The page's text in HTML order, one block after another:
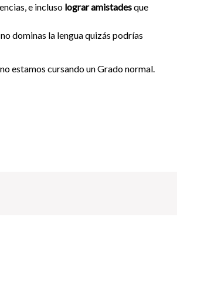
e incluso lograr amistadesque
no dominas la lengua quizás podrías
estamos cursando un Grado normal.